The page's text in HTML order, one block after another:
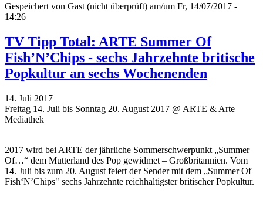
Gespeichert von Gast (nicht überprüft) am/um Fr, 14/07/2017 -
14:26
TV Tipp Total: ARTE Summer Of
Fish’N’Chips - sechs Jahrzehnte britische
Popkultur an sechs Wochenenden
14. Juli 2017
Freitag 14. Juli bis Sonntag 20. August 2017 @ ARTE & Arte
Mediathek
2017 wird bei ARTE der jährliche Sommerschwerpunkt „Summer
Of…“ dem Mutterland des Pop gewidmet – Großbritannien. Vom
14. Juli bis zum 20. August feiert der Sender mit dem „Summer Of
Fish‘N’Chips" sechs Jahrzehnte reichhaltigster britischer Popkultur.